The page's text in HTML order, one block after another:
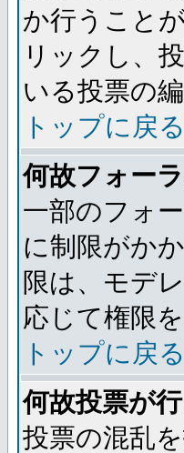
か行うこと
リックし、
いる投票の
トップに戻る
何故フォー
一部のフォ
に制限がか
限は、モデ
応じて権限
トップに戻る
何故投票が
投票の混乱